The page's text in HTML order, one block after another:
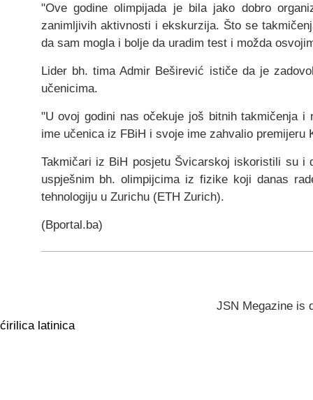
"Ove godine olimpijada je bila jako dobro
zanimljivih aktivnosti i ekskurzija. Što se
da sam mogla i bolje da uradim test i možda
Lider bh. tima Admir Beširević ističe da je
učenicima.
"U ovoj godini nas očekuje još bitnih takmičenja
ime učenica iz FBiH i svoje ime zahvalio
Takmičari iz BiH posjetu Švicarskoj iskoristili su i
uspješnim bh. olimpijcima iz fizike koji danas
tehnologiju u Zurichu (ETH Zurich).
(Bportal.ba)
JSN Megazine is
ćirilica latinica